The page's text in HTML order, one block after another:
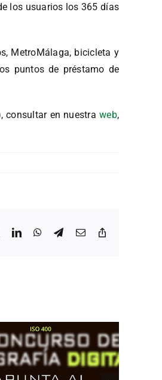
los usuarios los 365 días
MetroMálaga, bicicleta y
puntos de préstamo de
consultar en nuestraweb,
LinkedInWhatsApp
Telegram
Correo